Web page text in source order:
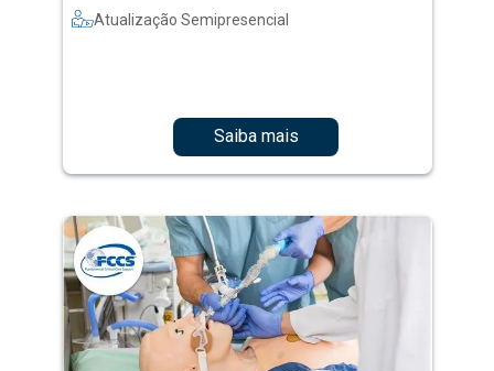
Atualização Semipresencial
Saiba mais